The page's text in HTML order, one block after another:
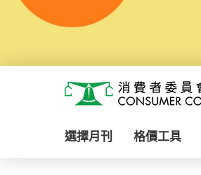
消費者委員會
選擇月刊 格價工具